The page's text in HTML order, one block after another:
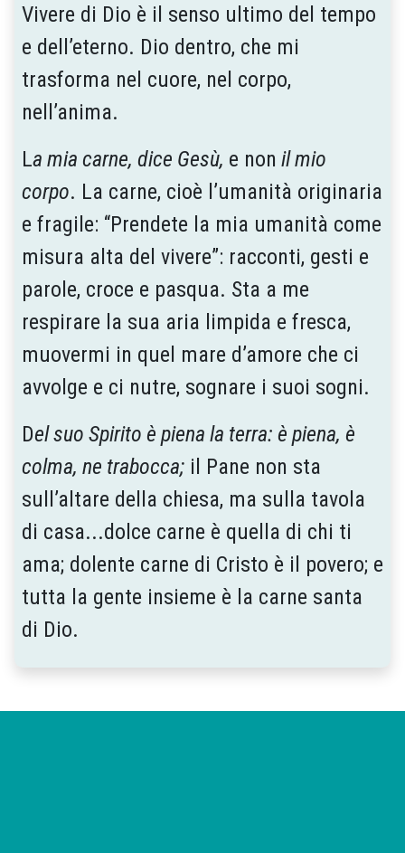
Vivere di Dio è il senso ultimo del tempo
e dell’eterno. Dio dentro, che mi
trasforma nel cuore, nel corpo,
nell’anima.
La mia carne, dice Gesù, e non il mio
corpo. La carne, cioè l’umanità originaria
e fragile: “Prendete la mia umanità come
misura alta del vivere”: racconti, gesti e
parole, croce e pasqua. Sta a me
respirare la sua aria limpida e fresca,
muovermi in quel mare d’amore che ci
avvolge e ci nutre, sognare i suoi sogni.
Del suo Spirito è piena la terra: è piena, è
colma, ne trabocca; il Pane non sta
sull’altare della chiesa, ma sulla tavola
di casa...dolce carne è quella di chi ti
ama; dolente carne di Cristo è il povero; e
tutta la gente insieme è la carne santa
di Dio.